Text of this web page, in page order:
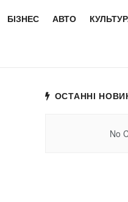
БІЗНЕС АВТО
ОСТАННІ
No